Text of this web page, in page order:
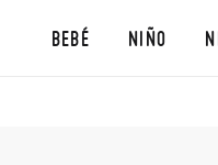
BEBÉ NIÑO